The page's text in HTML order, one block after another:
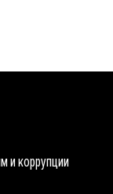
и коррупции